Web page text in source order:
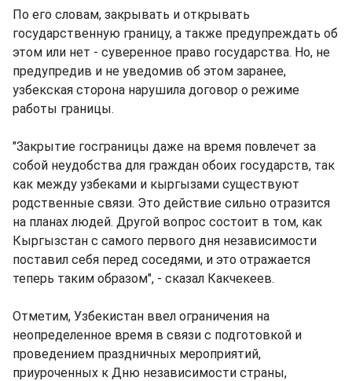
По его словам, закрывать и открывать
государственную границу, а также предупреждать об
этом или нет - суверенное право государства. Но, не
предупредив и не уведомив об этом заранее,
узбекская сторона нарушила договор о режиме
работы границы.
"Закрытие госграницы даже на время повлечет за
собой неудобства для граждан обоих государств, так
как между узбеками и кыргызами существуют
родственные связи. Это действие сильно отразится
на планах людей. Другой вопрос состоит в том, как
Кыргызстан с самого первого дня независимости
поставил себя перед соседями, и это отражается
теперь таким образом", - сказал Какчекеев.
Отметим, Узбекистан ввел ограничения на
неопределенное время в связи с подготовкой и
проведением праздничных мероприятий,
приуроченных к Дню независимости страны,